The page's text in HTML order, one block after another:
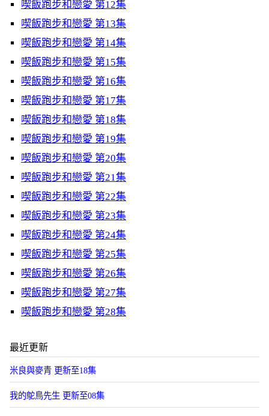
喫飯跑步和戀愛 第12集
喫飯跑步和戀愛 第13集
喫飯跑步和戀愛 第14集
喫飯跑步和戀愛 第15集
喫飯跑步和戀愛 第16集
喫飯跑步和戀愛 第17集
喫飯跑步和戀愛 第18集
喫飯跑步和戀愛 第19集
喫飯跑步和戀愛 第20集
喫飯跑步和戀愛 第21集
喫飯跑步和戀愛 第22集
喫飯跑步和戀愛 第23集
喫飯跑步和戀愛 第24集
喫飯跑步和戀愛 第25集
喫飯跑步和戀愛 第26集
喫飯跑步和戀愛 第27集
喫飯跑步和戀愛 第28集
最近更新
米良與麥青 更新至18集
我的鴕鳥先生 更新至08集